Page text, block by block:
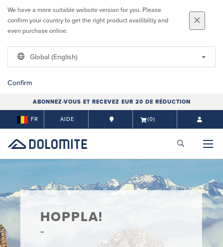
We have a more suitable website version for you. Please
confirm your country to get the right product availibility and
even purchase online.
Global (English)
Confirm
ABONNEZ-VOUS ET RECEVEZ EUR 20 DE RÉDUCTION
FR AIDE (0)
HOPPLA!